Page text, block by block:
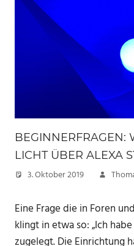
BEGINNERFRAGEN:
LICHT ÜBER ALEXA
3. Oktober 2019
Eine Frage die in Foren
klingt in etwa so: „Ich
zugelegt. Die Einrichtung